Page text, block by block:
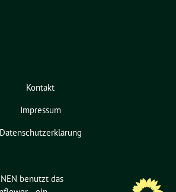
Kontakt
Impressum
Datenschutzerklärung
benutzt das